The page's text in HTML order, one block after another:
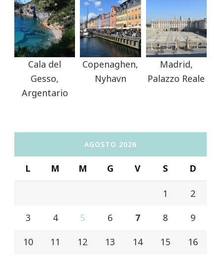
Cala del
Gesso,
Argentario
Copenaghen,
Nyhavn
Madrid,
Palazzo Reale
AGOSTO 2026
L M M G V S D
1 2
3 4 5 6 7 8 9
10 11 12 13 14 15 16